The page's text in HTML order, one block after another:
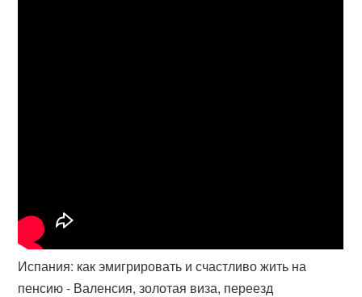
Испания: как эмигрировать и счастливо жить на
пенсию - Валенсия, золотая виза, переезд